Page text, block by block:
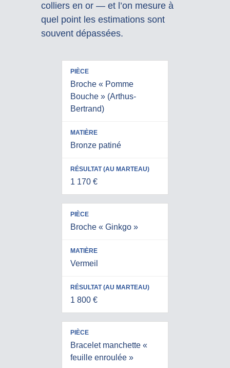
colliers en or — et l’on mesure à
quel point les estimations sont
souvent dépassées.
PIÈCE MATIÈRE
Broche « Pomme
Bouche » (Arthus-
Bertrand)
Bronze patiné
1 170 €
Broche « Ginkgo »
Vermeil
1 800 €
Bracelet manchette «
feuille enroulée »